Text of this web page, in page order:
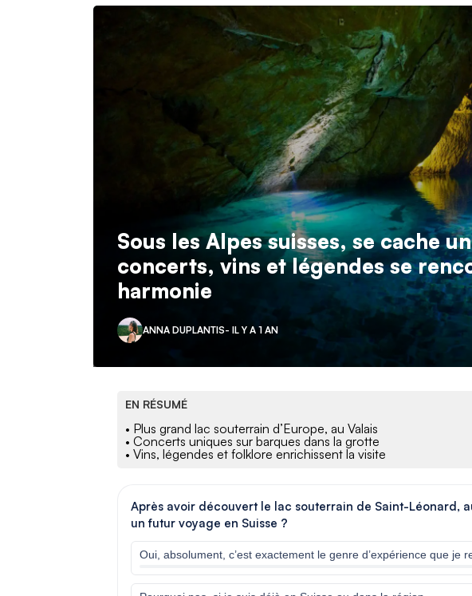
Sous les Alpes suisses, se cache
concerts, vins et légendes se
harmonie
ANNA DUPLANTIS- IL Y A 1 AN
EN RÉSUMÉ
• Plus grand lac souterrain d’Europe, au Valais
• Concerts uniques sur barques dans la grotte
• Vins, légendes et folklore enrichissent la visite
Après avoir découvert le lac souterrain de Saint-Léonard,
un futur voyage en Suisse ?
Oui, absolument, c’est exactement le genre d’expérience que je